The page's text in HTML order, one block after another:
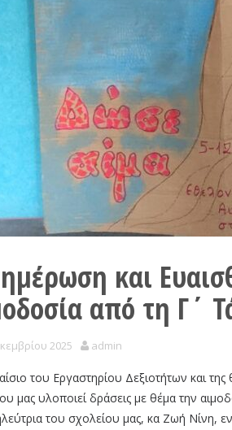
και
από τη Γ΄
2025 admin
του Εργαστηρίου Δεξιοτήτων και
μας υλοποιεί δράσεις με θέμα την
του σχολείου μας, κα Ζωή Νίνη,